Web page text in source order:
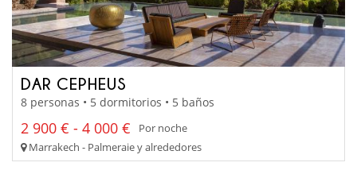
DAR CEPHEUS
8 personas • 5 dormitorios • 5 baños
2 900 € - 4 000 €
Por noche
Marrakech - Palmeraie y alrededores